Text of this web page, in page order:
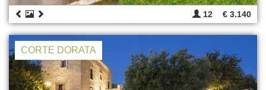
12 € 3.140
CORTE DORATA